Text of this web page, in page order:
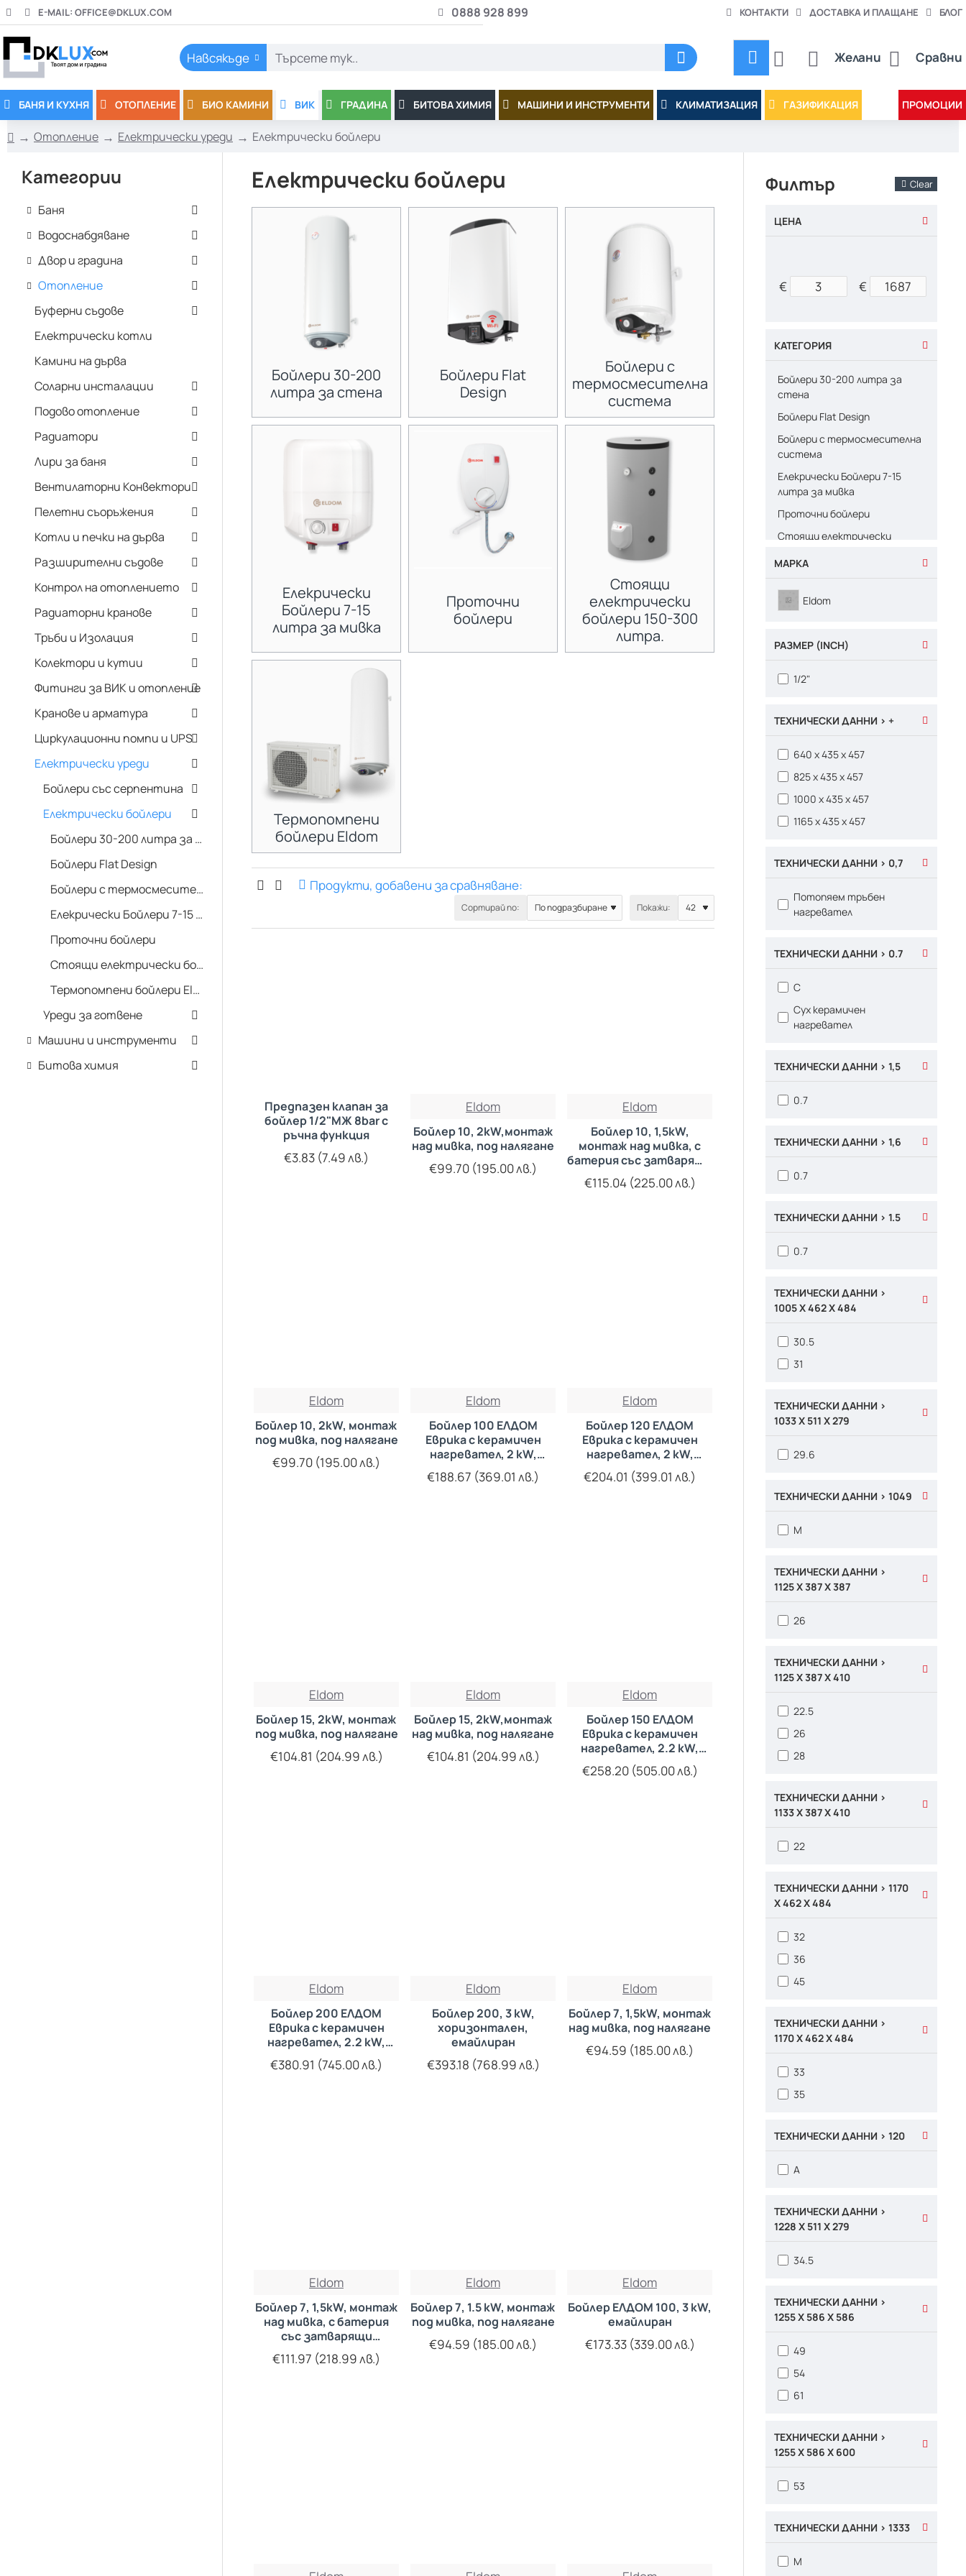
E-MAIL: OFFICE@DKLUX.COM 0888 928 899 КОНТАКТИ ДОСТАВКА И ПЛАЩАНЕ БЛОГ
Навсякъде
Търсете
Желани Сравни
БАНЯ И КУХНЯ ОТОПЛЕНИЕ БИО КАМИНИ ВИК ГРАДИНА БИТОВА ХИМИЯ МАШИНИ И ИНСТРУМЕНТИ КЛИМАТИЗАЦИЯ ГАЗИФИКАЦИЯ ПРОМОЦИИ
Отопление Електрически уреди Електрически бойлери
Категории
Баня
Водоснабдяване
Двор и градина
Отопление
Буферни съдове
Електрически котли
Камини на дърва
Соларни инсталации
Подово отопление
Радиатори
Лири за баня
Вентилаторни Конвектори
Пелетни съоръжения
Котли и печки на дърва
Разширителни съдове
Контрол на отоплението
Радиаторни кранове
Тръби и Изолация
Колектори и кутии
Фитинги за ВИК и отопление
Кранове и арматура
Циркулационни помпи и UPS
Електрически уреди
Бойлери със серпентина
Електрически бойлери
Бойлери 30-200 литра за стена
Бойлери Flat Design
Бойлери с термосмесителна система
Елекрически Бойлери 7-15 литра за мивка
Проточни бойлери
Стоящи електрически бойлери 150-300 литра.
Термопомпени бойлери Eldom
Уреди за готвене
Машини и инструменти
Битова химия
Електрически бойлери
Бойлери 30-200
литра за стена
Бойлери Flat
Design
Бойлери с
термосмесителна
система
Елекрически
Бойлери 7-15
литра за мивка
Проточни
бойлери
Стоящи
електрически
бойлери 150-300
литра.
Термопомпени
бойлери Eldom
Продукти, добавени за сравняване:
Сортирай по: Покажи:
Предпазен клапан за
бойлер 1/2"МЖ 8bar с
ръчна функция
€3.83 (7.49 лв.)
Eldom
Бойлер 10, 2kW,монтаж
над мивка, под налягане
€99.70 (195.00 лв.)
Eldom
Бойлер 10, 1,5kW,
монтаж над мивка, с
батерия със затварящи
керамични механизми
€115.04 (225.00 лв.)
Eldom
Бойлер 10, 2kW, монтаж
под мивка, под налягане
€99.70 (195.00 лв.)
Eldom
Бойлер 100 ЕЛДОМ
Еврика с керамичен
нагревател, 2 kW,
емайлиран
€188.67 (369.01 лв.)
Eldom
Бойлер 120 ЕЛДОМ
Еврика с керамичен
нагревател, 2 kW,
емайлиран
€204.01 (399.01 лв.)
Eldom
Бойлер 15, 2kW, монтаж
под мивка, под налягане
€104.81 (204.99 лв.)
Eldom
Бойлер 15, 2kW,монтаж
над мивка, под налягане
€104.81 (204.99 лв.)
Eldom
Бойлер 150 ЕЛДОМ
Еврика с керамичен
нагревател, 2.2 kW,
емайлиран, малък
диаметър
€258.20 (505.00 лв.)
Eldom
Бойлер 200 ЕЛДОМ
Еврика с керамичен
нагревател, 2.2 kW,
емайлиран
€380.91 (745.00 лв.)
Eldom
Бойлер 200, 3 kW,
хоризонтален,
емайлиран
€393.18 (768.99 лв.)
Eldom
Бойлер 7, 1,5kW, монтаж
над мивка, под налягане
€94.59 (185.00 лв.)
Eldom
Бойлер 7, 1,5kW, монтаж
над мивка, с батерия
със затварящи
керамични механизми
€111.97 (218.99 лв.)
Eldom
Бойлер 7, 1.5 kW, монтаж
под мивка, под налягане
€94.59 (185.00 лв.)
Eldom
Бойлер ЕЛДОМ 100, 3 kW,
емайлиран
€173.33 (339.00 лв.)
Филтър Clear
ЦЕНА
€ €
КАТЕГОРИЯ
Бойлери 30-200 литра за
стена
Бойлери Flat Design
Бойлери с термосмесителна
система
Елекрически Бойлери 7-15
литра за мивка
Проточни бойлери
Стоящи електрически
МАРКА
Eldom
РАЗМЕР (INCH)
1/2"
ТЕХНИЧЕСКИ ДАННИ > +
640 x 435 x 457
825 x 435 x 457
1000 x 435 x 457
1165 x 435 x 457
ТЕХНИЧЕСКИ ДАННИ > 0,7
Потопяем тръбен
нагревател
ТЕХНИЧЕСКИ ДАННИ > 0.7
C
Сух керамичен
нагревател
ТЕХНИЧЕСКИ ДАННИ > 1,5
0.7
ТЕХНИЧЕСКИ ДАННИ > 1,6
0.7
ТЕХНИЧЕСКИ ДАННИ > 1.5
0.7
ТЕХНИЧЕСКИ ДАННИ >
1005 X 462 X 484
30.5
31
ТЕХНИЧЕСКИ ДАННИ >
1033 X 511 X 279
29.6
ТЕХНИЧЕСКИ ДАННИ > 1049
M
ТЕХНИЧЕСКИ ДАННИ >
1125 X 387 X 387
26
ТЕХНИЧЕСКИ ДАННИ >
1125 X 387 X 410
22.5
26
28
ТЕХНИЧЕСКИ ДАННИ >
1133 X 387 X 410
22
ТЕХНИЧЕСКИ ДАННИ > 1170
X 462 X 484
32
36
45
ТЕХНИЧЕСКИ ДАННИ >
1170 X 462 X 484
33
35
ТЕХНИЧЕСКИ ДАННИ > 120
A
ТЕХНИЧЕСКИ ДАННИ >
1228 X 511 X 279
34.5
ТЕХНИЧЕСКИ ДАННИ >
1255 X 586 X 586
49
54
61
ТЕХНИЧЕСКИ ДАННИ >
1255 X 586 X 600
53
ТЕХНИЧЕСКИ ДАННИ > 1333
M